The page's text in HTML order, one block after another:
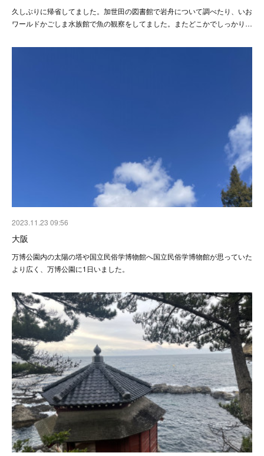
久しぶりに帰省してました。加世田の図書館で岩舟について調べたり、いお
ワールドかごしま水族館で魚の観察をしてました。またどこかでしっかり…
2023.11.23 09:56
大阪
万博公園内の太陽の塔や国立民俗学博物館へ国立民俗学博物館が思っていた
より広く、万博公園に1日いました。